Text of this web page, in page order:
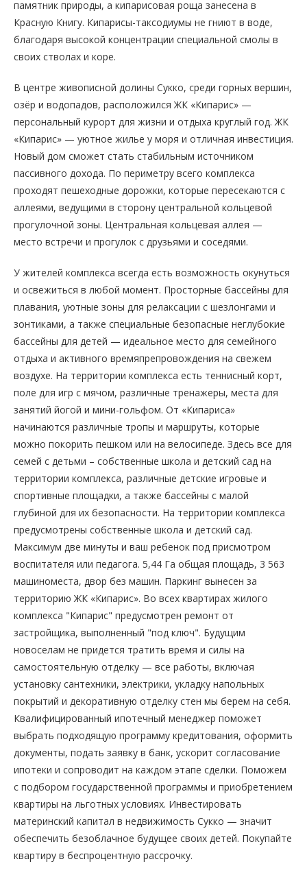
памятник природы, а кипарисовая роща занесена в
Красную Книгу. Кипарисы-таксодиумы не гниют в воде,
благодаря высокой концентрации специальной смолы в
своих стволах и коре.
В центре живописной долины Сукко, среди горных вершин,
озёр и водопадов, расположился ЖК «Кипарис» —
персональный курорт для жизни и отдыха круглый год. ЖК
«Кипарис» — уютное жилье у моря и отличная инвестиция.
Новый дом сможет стать стабильным источником
пассивного дохода. По периметру всего комплекса
проходят пешеходные дорожки, которые пересекаются с
аллеями, ведущими в сторону центральной кольцевой
прогулочной зоны. Центральная кольцевая аллея —
место встречи и прогулок с друзьями и соседями.
У жителей комплекса всегда есть возможность окунуться
и освежиться в любой момент. Просторные бассейны для
плавания, уютные зоны для релаксации с шезлонгами и
зонтиками, а также специальные безопасные неглубокие
бассейны для детей — идеальное место для семейного
отдыха и активного времяпрепровождения на свежем
воздухе. На территории комплекса есть теннисный корт,
поле для игр с мячом, различные тренажеры, места для
занятий йогой и мини-гольфом. От «Кипариса»
начинаются различные тропы и маршруты, которые
можно покорить пешком или на велосипеде. Здесь все для
семей с детьми – собственные школа и детский сад на
территории комплекса, различные детские игровые и
спортивные площадки, а также бассейны с малой
глубиной для их безопасности. На территории комплекса
предусмотрены собственные школа и детский сад.
Максимум две минуты и ваш ребенок под присмотром
воспитателя или педагога. 5,44 Га общая площадь, 3 563
машиноместа, двор без машин. Паркинг вынесен за
территорию ЖК «Кипарис». Во всех квартирах жилого
комплекса "Кипарис" предусмотрен ремонт от
застройщика, выполненный "под ключ". Будущим
новоселам не придется тратить время и силы на
самостоятельную отделку — все работы, включая
установку сантехники, электрики, укладку напольных
покрытий и декоративную отделку стен мы берем на себя.
Квалифицированный ипотечный менеджер поможет
выбрать подходящую программу кредитования, оформить
документы, подать заявку в банк, ускорит согласование
ипотеки и сопроводит на каждом этапе сделки. Поможем
с подбором государственной программы и приобретением
квартиры на льготных условиях. Инвестировать
материнский капитал в недвижимость Сукко — значит
обеспечить безоблачное будущее своих детей. Покупайте
квартиру в беспроцентную рассрочку.